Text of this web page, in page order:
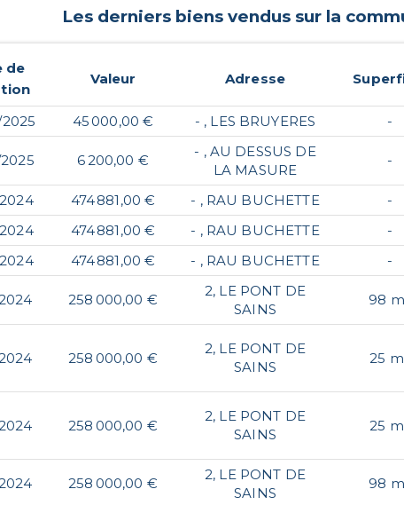
Les derniers biens vendus sur la
de
Valeur Adresse
45 000,00 € - , LES BRUYERES -
6 200,00 €
- , AU DESSUS DE
LA MASURE
-
474 881,00 € - , RAU BUCHETTE -
474 881,00 € - , RAU BUCHETTE -
474 881,00 € - , RAU BUCHETTE -
258 000,00 €
2, LE PONT DE
SAINS
98
258 000,00 €
2, LE PONT DE
SAINS
25
258 000,00 €
2, LE PONT DE
SAINS
25
258 000,00 €
2, LE PONT DE
SAINS
98